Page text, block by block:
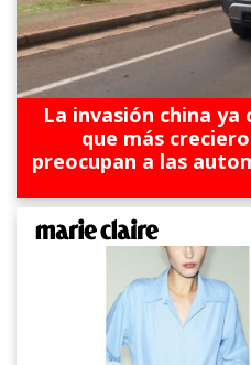
La invasión china ya
que más
preocupan a las